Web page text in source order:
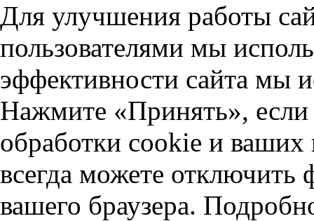
Для улучшения работы
пользователями мы
эффективности сайта мы
Нажмите «Принять», если
обработки cookie и
всегда можете отключить
вашего браузера.